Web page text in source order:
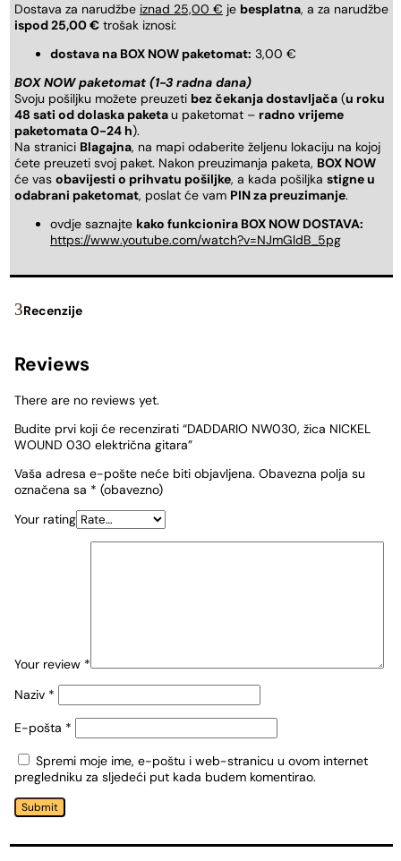
Dostava za narudžbe iznad 25,00 € je besplatna, a za narudžbe
ispod 25,00 € trošak iznosi:
dostava na BOX NOW paketomat: 3,00 €
BOX NOW paketomat (1-3 radna dana)
Svoju pošiljku možete preuzeti bez čekanja dostavljača (u roku
48 sati od dolaska paketau paketomat – radno vrijeme
paketomata 0-24 h).
Na stranici Blagajna, na mapi odaberite željenu lokaciju na kojoj
ćete preuzeti svoj paket. Nakon preuzimanja paketa, BOX NOW
će vas obavijesti o prihvatu pošiljke, a kada pošiljka stigne u
odabrani paketomat, poslat će vam PIN za preuzimanje.
ovdje saznajte kako funkcionira BOX NOW DOSTAVA:
https://www.youtube.com/watch?v=NJmGldB_5pg
Recenzije
Reviews
There are no reviews yet.
Budite prvi koji će recenzirati “DADDARIO NW030, žica NICKEL
WOUND 030 električna gitara”
Vaša adresa e-pošte neće biti objavljena. Obavezna polja su
označena sa * (obavezno)
Your rating
Your review *
Naziv *
E-pošta *
Spremi moje ime, e-poštu i web-stranicu u ovom internet
pregledniku za sljedeći put kada budem komentirao.
Submit